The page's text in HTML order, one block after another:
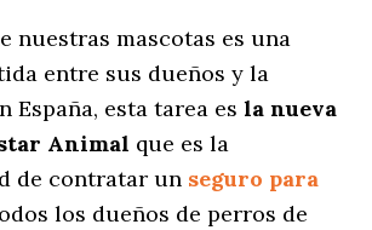
nuestras mascotas es una
entre sus dueños y la
España, esta tarea esla nueva
Animal que es la
de contratar un seguro para
los dueños de perros de